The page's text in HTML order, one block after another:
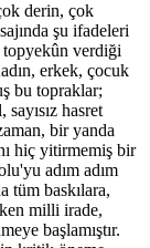
derin, çok
şu ifadeleri
topyekûn verdiği
erkek, çocuk
bu topraklar;
sayısız hasret
bir yanda
hiç yitirmemiş bir
adım adım
tüm baskılara,
milli irade,
başlamıştır.